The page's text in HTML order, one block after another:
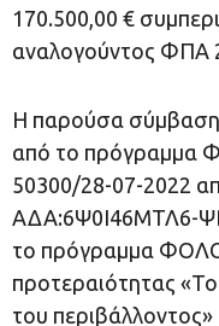
170.500,00 €
αναλογούντος ΦΠΑ
Η παρούσα σύμβαση
από το πρόγραμμα
50300/28-07-2022
ΑΔΑ:6Ψ0Ι46ΜΤΛ6-
το πρόγραμμα
προτεραιότητας
του